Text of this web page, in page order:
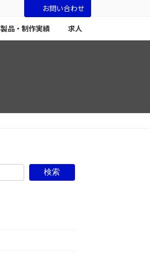
お問い合わせ
製品・制作実績 求人
検索